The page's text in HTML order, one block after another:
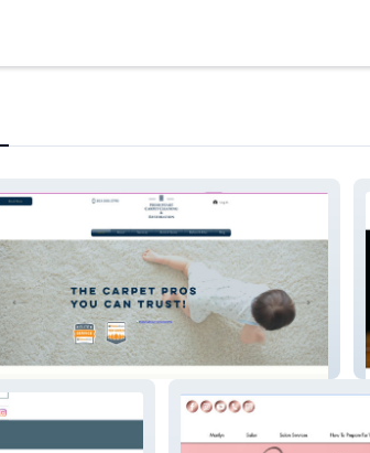
fresh-start-pros